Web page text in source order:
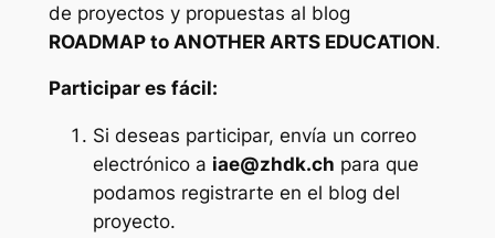
de proyectos y propuestas al blog
ROADMAP to ANOTHER ARTS EDUCATION.
Participar es fácil:
Si deseas participar, envía un correo
electrónico a iae@zhdk.ch para que
podamos registrarte en el blog del
proyecto.